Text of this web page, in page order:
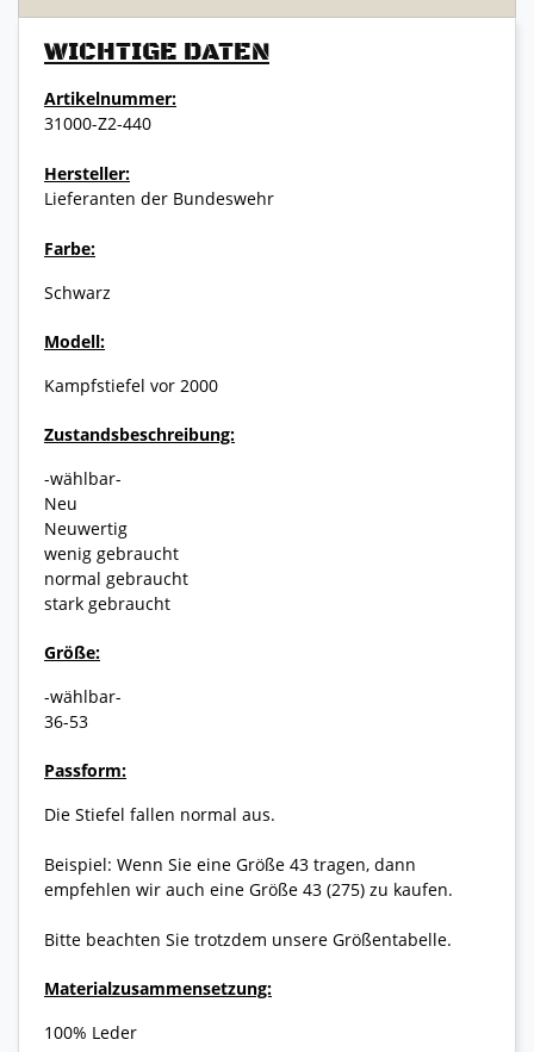
WICHTIGE DATEN
Artikelnummer:
31000-Z2-440
Hersteller:
Lieferanten der Bundeswehr
Farbe:
Schwarz
Modell:
Kampfstiefel vor 2000
Zustandsbeschreibung:
-wählbar-
Neu
Neuwertig
wenig gebraucht
normal gebraucht
stark gebraucht
Größe:
-wählbar-
36-53
Passform:
Die Stiefel fallen normal aus.
Beispiel: Wenn Sie eine Größe 43 tragen, dann
empfehlen wir auch eine Größe 43 (275) zu kaufen.
Bitte beachten Sie trotzdem unsere Größentabelle.
Materialzusammensetzung:
100% Leder